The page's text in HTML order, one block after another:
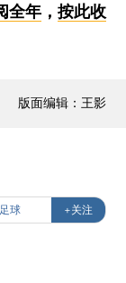
全年， 按此收
版面编辑：王影
球 +关注